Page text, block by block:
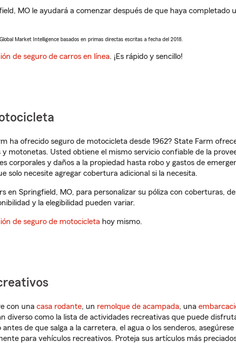
MO le ayudará a comenzar después de que haya completado
Market Intelligence basados en primas directas escritas a fecha del 2018.
de seguro de carros en línea. ¡Es rápido y sencillo!
ha ofrecido seguro de motocicleta desde 1962? State Farm
motonetas. Usted obtiene el mismo servicio confiable de la
corporales y daños a la propiedad hasta robo y gastos de
solo necesite agregar cobertura adicional si la necesita.
en Springfield, MO, para personalizar su póliza con coberturas,
y la elegibilidad pueden variar.
de seguro de motocicleta hoy mismo.
con una casa rodante, un remolque de acampada, una
diverso como la lista de actividades recreativas que puede
de que salga a la carretera, el agua o los senderos,
para vehículos recreativos. Proteja sus artículos más